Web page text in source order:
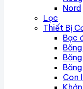
Nord
Lọc
Thiết Bị
Bạc
Con